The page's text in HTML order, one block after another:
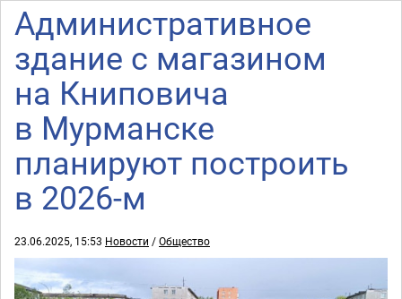
Административное
здание с магазином
на Книповича
в Мурманске
планируют построить
в 2026-м
23.06.2025, 15:53 Новости /Общество